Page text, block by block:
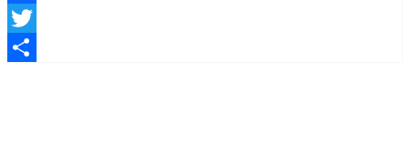
Facebook
Twitter